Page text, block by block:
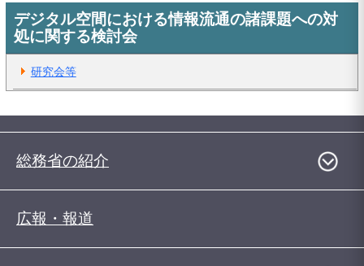
デジタル空間における情報流通の諸課題への対
処に関する検討会
研究会等
総務省の紹介
広報・報道